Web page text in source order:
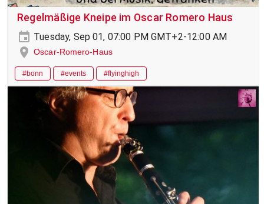
Regelmäßige Kneipe im Oscar Romero Haus
Tuesday, Sep 01, 07:00 PM GMT+2-12:00 AM
Oscar-Romero-Haus
#bonn #events #flyinghigh